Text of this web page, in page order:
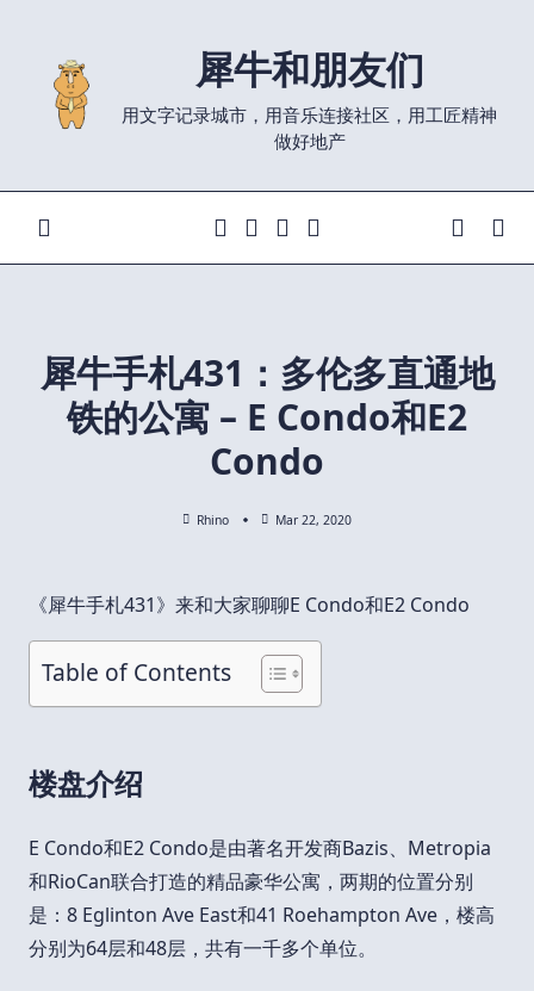
content
犀牛和朋友们
用文字记录城市，用音乐连接社区，用工匠精神
做好地产
犀牛手札431：多伦多直通地
铁的公寓 – E Condo和E2
Condo
Rhino Mar 22, 2020
《犀牛手札431》来和大家聊聊E Condo和E2 Condo
Table of Contents
楼盘介绍
E Condo和E2 Condo是由著名开发商Bazis、Metropia
和RioCan联合打造的精品豪华公寓，两期的位置分别
是：8 Eglinton Ave East和41 Roehampton Ave，楼高
分别为64层和48层，共有一千多个单位。